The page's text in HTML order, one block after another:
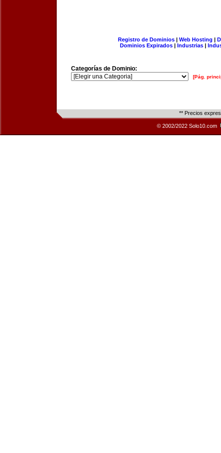
Registro de Dominios| Web Hosting |
Dominios Expirados | Industrias |
Categorías de Dominio:
[Pág.
** Precios
© 2002/2022 Solo10.com